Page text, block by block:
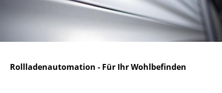
Rollladenautomation - Für Ihr Wohlbefinden